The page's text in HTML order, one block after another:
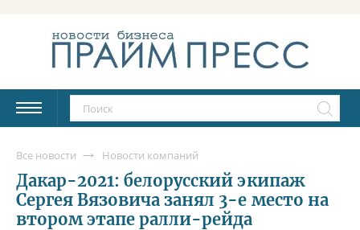
Все новости Новости компаний
Дакар-2021: белорусский экипаж
Сергея Вязовича занял 3-е место на
втором этапе ралли-рейда